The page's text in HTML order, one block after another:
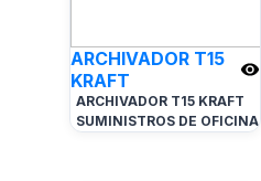
ARCHIVADOR T15
KRAFT
ARCHIVADOR T15 KRAFT
SUMINISTROS DE OFICINA